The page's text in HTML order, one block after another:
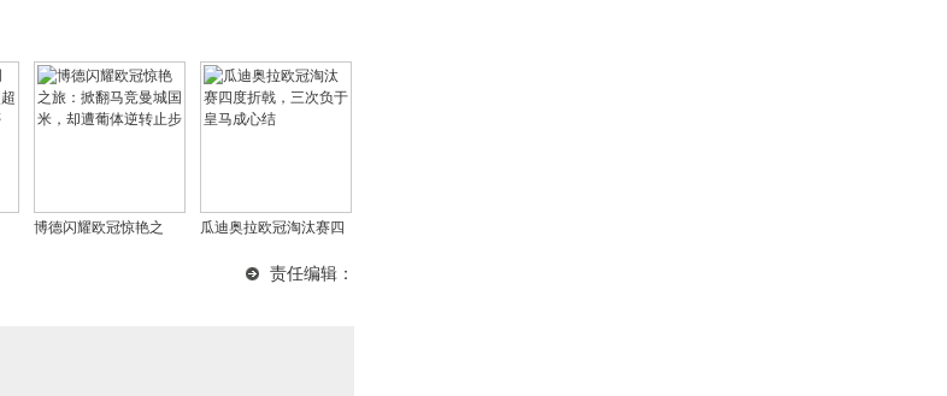
博德闪耀欧冠惊艳之
瓜迪奥拉欧冠淘汰赛四
责任编辑：